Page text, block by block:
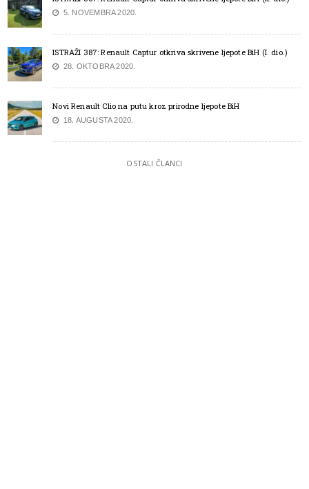
5. NOVEMBRA 2020.
ISTRAŽI 387: Renault Captur otkriva skrivene ljepote BiH (I. dio.)
28. OKTOBRA 2020.
Novi Renault Clio na putu kroz prirodne ljepote BiH
18. AUGUSTA 2020.
OSTALI ČLANCI